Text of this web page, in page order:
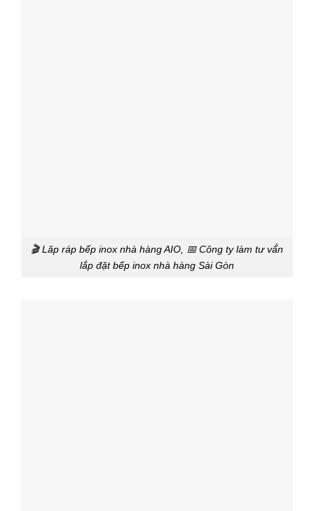
🎬 Lăp ráp bếp inox nhà hàng AIO, 📅 Công ty làm tư vấ́n
lắp đặt bếp inox nhà hàng Sài Gòn